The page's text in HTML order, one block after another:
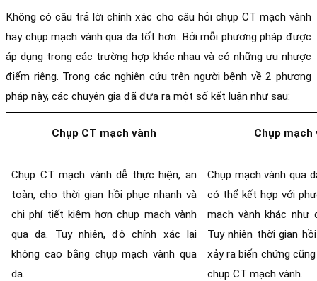
Không có câu trả lời chính xác cho câu hỏi chụp CT mạch vành
hay chụp mạch vành qua da tốt hơn. Bởi mỗi phương pháp được
áp dụng trong các trường hợp khác nhau và có những ưu nhược
điểm riêng. Trong các nghiên cứu trên người bệnh về 2 phương
pháp này, các chuyên gia đã đưa ra một số kết luận như sau:
Chụp CT mạch vành Chụp mạch
Chụp CT mạch vành dễ thực hiện, an
toàn, cho thời gian hồi phục nhanh và
chi phí tiết kiệm hơn chụp mạch vành
qua da. Tuy nhiên, độ chính xác lại
không cao bằng chụp mạch vành qua
da.
Chụp mạch vành qua
có thể kết hợp với
mạch vành khác như
Tuy nhiên thời gian
xảy ra biến chứng
chụp CT mạch vành.